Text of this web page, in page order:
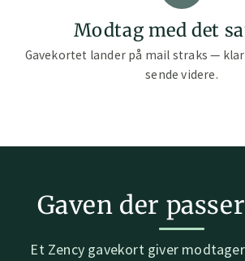
Modtag med det
Gavekortet lander på mail straks —
sende videre.
Gaven der
Et Zency gavekort giver